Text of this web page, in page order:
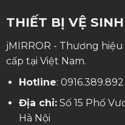
THIẾT BỊ VỆ
jMIRROR - Thương
cấp tại Việt Nam.
Hotline: 0916.389.892
Địa chỉ:Số 15 Phố
Hà Nội